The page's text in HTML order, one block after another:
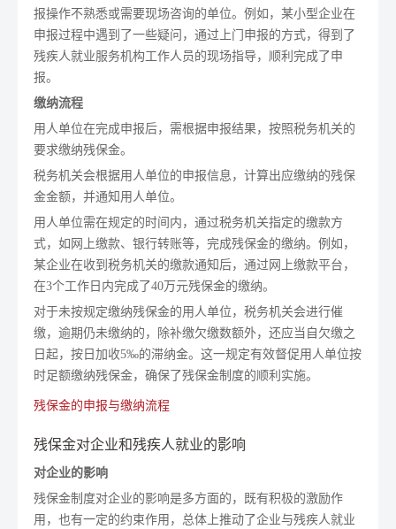
报操作不熟悉或需要现场咨询的单位。例如，某小型企业在
申报过程中遇到了一些疑问，通过上门申报的方式，得到了
残疾人就业服务机构工作人员的现场指导，顺利完成了申
报。
缴纳流程
用人单位在完成申报后，需根据申报结果，按照税务机关的
要求缴纳残保金。
税务机关会根据用人单位的申报信息，计算出应缴纳的残保
金金额，并通知用人单位。
用人单位需在规定的时间内，通过税务机关指定的缴款方
式，如网上缴款、银行转账等，完成残保金的缴纳。例如，
某企业在收到税务机关的缴款通知后，通过网上缴款平台，
在3个工作日内完成了40万元残保金的缴纳。
对于未按规定缴纳残保金的用人单位，税务机关会进行催
缴，逾期仍未缴纳的，除补缴欠缴数额外，还应当自欠缴之
日起，按日加收5‰的滞纳金。这一规定有效督促用人单位按
时足额缴纳残保金，确保了残保金制度的顺利实施。
残保金的申报与缴纳流程
残保金对企业和残疾人就业的影响
对企业的影响
残保金制度对企业的影响是多方面的，既有积极的激励作
用，也有一定的约束作用，总体上推动了企业与残疾人就业